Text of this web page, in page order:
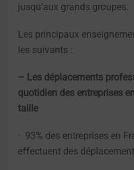
jusqu’aux grands groupes.
Les principaux
les suivants :
– Les déplacements
quotidien des entreprises
taille
· 93% des entreprises en
effectuent des